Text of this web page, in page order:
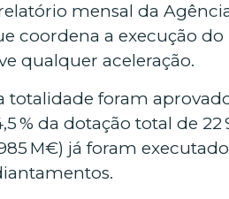
mensal da
coordena a execução
qualquer aceleração.
totalidade foram
% da dotação total de
985 M€) já foram